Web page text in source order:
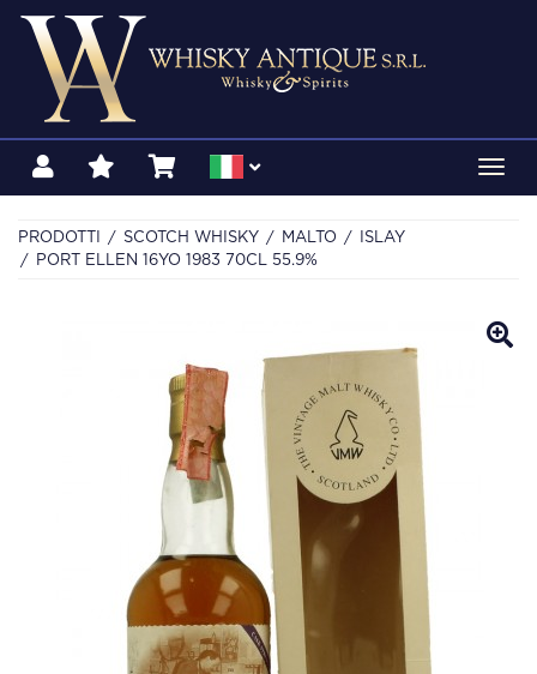
PRODOTTI SCOTCH WHISKY MALTO
ISLAY
PORT ELLEN 16YO 1983 70CL 55.9%